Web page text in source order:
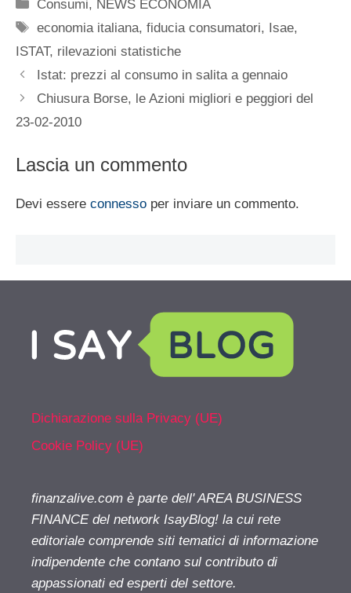
Consumi, NEWS ECONOMIA
Tag
economia italiana,fiducia consumatori, Isae,
ISTAT, rilevazioni statistiche
Istat: prezzi al consumo in salita a gennaio
Chiusura Borse, le Azioni migliori e peggiori del
23-02-2010
Lascia un commento
Devi essere connesso per inviare un commento.
Dichiarazione sulla Privacy (UE)
Cookie Policy (UE)
finanzalive.com è parte dell' AREA BUSINESS
FINANCE del network IsayBlog! la cui rete
editoriale comprende siti tematici di informazione
indipendente che contano sul contributo di
appassionati ed esperti del settore.